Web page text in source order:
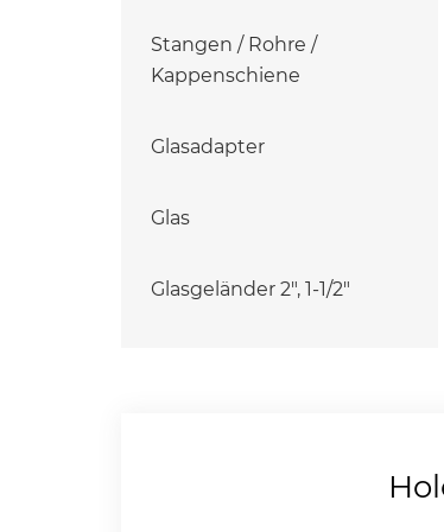
Stangen / Rohre /
Kappenschiene
Glasadapter
Glas
Glasgeländer 2", 1-1/2"